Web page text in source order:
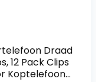
Draad
12 Pack Clips
Koptelefoon